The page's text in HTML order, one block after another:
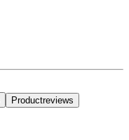
Productreviews